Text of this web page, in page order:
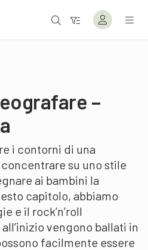
–
i contorni di una
su uno stile
ai bambini la
capitolo, abbiamo
e il rock’n’roll
vengono ballati in
facilmente essere